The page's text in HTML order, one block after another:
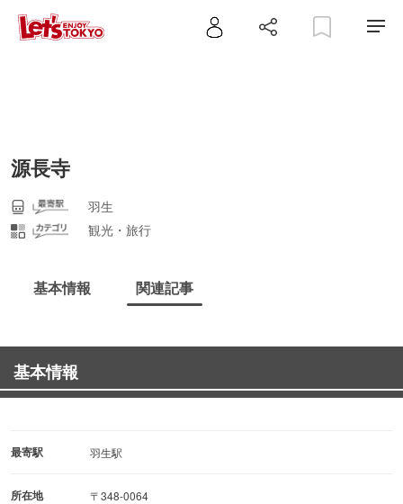
源長寺
羽生
観光・旅行
基本情報 関連記事
基本情報
最寄駅 羽生駅
所在地
〒348-0064